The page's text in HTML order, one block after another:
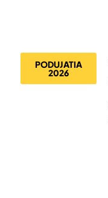
PODUJATIA
2026